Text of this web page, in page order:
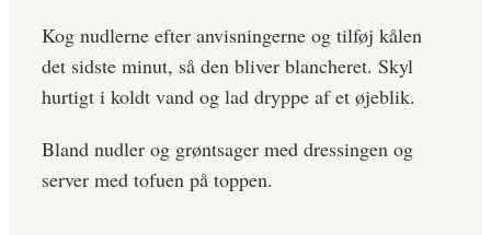
Kog nudlerne efter anvisningerne og tilføj kålen
det sidste minut, så den bliver blancheret. Skyl
hurtigt i koldt vand og lad dryppe af et øjeblik.
Bland nudler og grøntsager med dressingen og
server med tofuen på toppen.